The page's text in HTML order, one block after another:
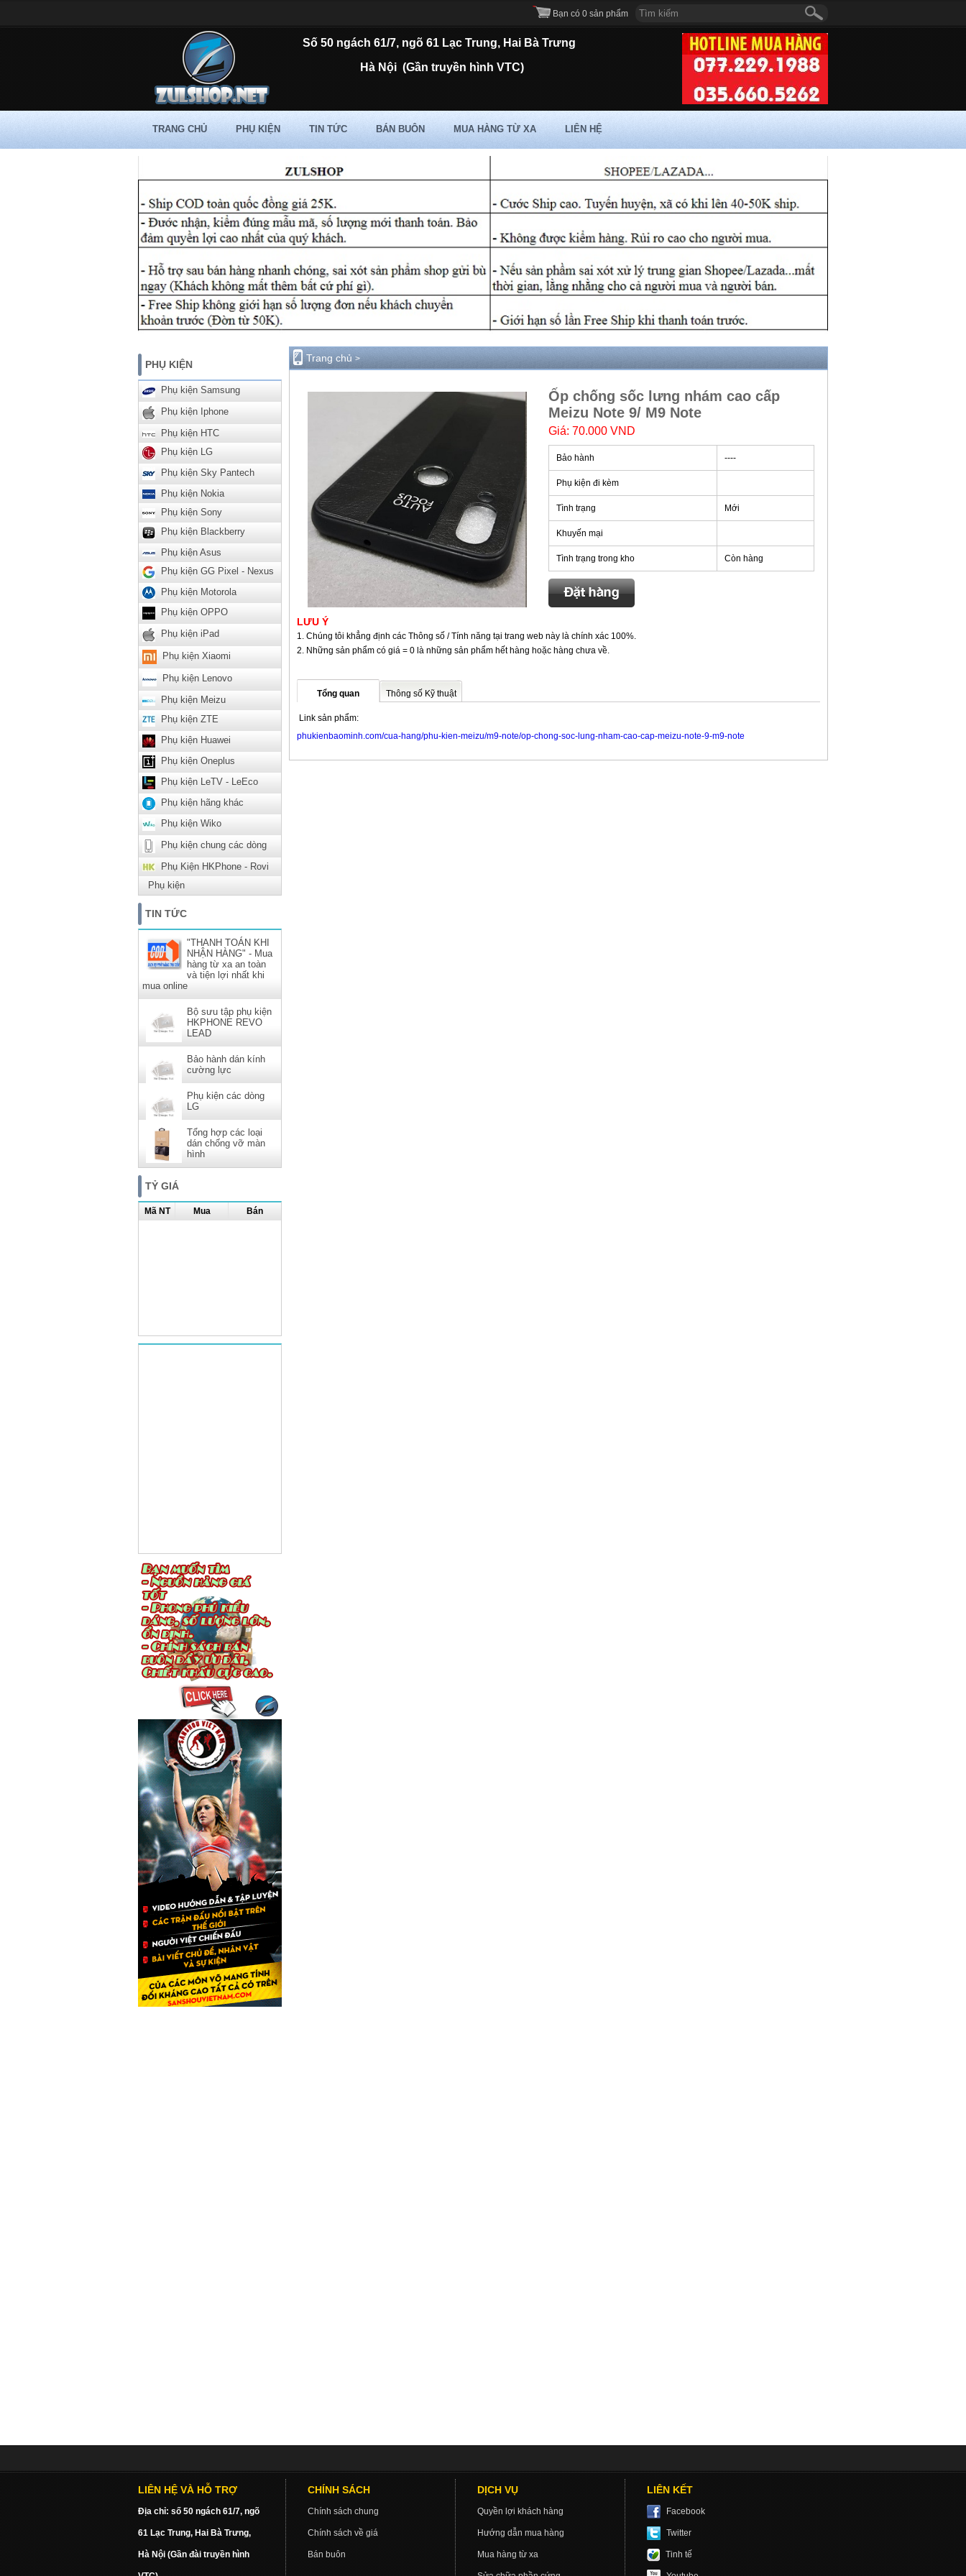
Bạn có 0 sản phẩm
Số 50 ngách 61/7, ngõ 61 Lạc Trung, Hai Bà Trưng
Hà Nội (Gần truyền hình VTC)
TRANG CHỦ PHỤ KIỆN TIN TỨC BÁN BUÔN MUA HÀNG TỪ XA LIÊN HỆ
PHỤ KIỆN
Phụ kiện Samsung
Phụ kiện Iphone
Phụ kiện HTC
Phụ kiện LG
Phụ kiện Sky Pantech
Phụ kiện Nokia
Phụ kiện Sony
Phụ kiện Blackberry
Phụ kiện Asus
Phụ kiện GG Pixel - Nexus
Phụ kiện Motorola
Phụ kiện OPPO
Phụ kiện iPad
Phụ kiện Xiaomi
Phụ kiện Lenovo
Phụ kiện Meizu
Phụ kiện ZTE
Phụ kiện Huawei
Phụ kiện Oneplus
Phụ kiện LeTV - LeEco
Phụ kiện hãng khác
Phụ kiện Wiko
Phụ kiện chung các dòng
Phụ Kiện HKPhone - Rovi
Phụ kiện
TIN TỨC
"THANH TOÁN KHI
NHẬN HÀNG" - Mua
hàng từ xa an toàn
và tiện lợi nhất khi
mua online
Bộ sưu tập phụ kiện
HKPHONE REVO
LEAD
Bảo hành dán kính
cường lực
Phụ kiện các dòng
LG
Tổng hợp các loại
dán chống vỡ màn
hình
TỶ GIÁ
Mã NT Mua Bán
Trang chủ >
Ốp chống sốc lưng nhám cao cấp
Meizu Note 9/ M9 Note
Giá: 70.000 VND
Bảo hành ----
Phụ kiện đi kèm
Tình trạng Mới
Khuyến mại
Tình trạng trong kho Còn hàng
LƯU Ý
Chúng tôi khẳng định các Thông số / Tính năng tại trang web này là chính xác 100%.
Những sản phẩm có giá = 0 là những sản phẩm hết hàng hoặc hàng chưa về.
Tổng quan Thông số Kỹ thuật
Link sản phẩm:
phukienbaominh.com/cua-hang/phu-kien-meizu/m9-note/op-chong-soc-lung-nham-cao-cap-meizu-note-9-m9-note
LIÊN HỆ VÀ HỖ TRỢ
Địa chỉ: số 50 ngách 61/7, ngõ
61 Lạc Trung, Hai Bà Trưng,
Hà Nội (Gần đài truyền hình
CHÍNH SÁCH
Chính sách chung
Chính sách về giá
Bán buôn
DỊCH VỤ
Quyền lợi khách hàng
Hướng dẫn mua hàng
Mua hàng từ xa
LIÊN KẾT
Facebook
Twitter
Tinh tế